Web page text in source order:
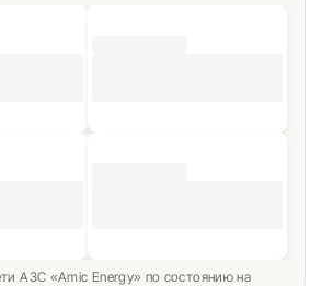
АЗС «Amic Energy» по состоянию на